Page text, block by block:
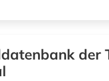
der